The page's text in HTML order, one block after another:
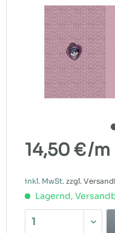
14,50 €/m
inkl. MwSt. zzgl.
Lagernd,